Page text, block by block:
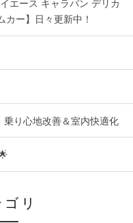
エース キャラバン デリカ
カー】日々更新中！
り心地改善＆室内快適化
リ